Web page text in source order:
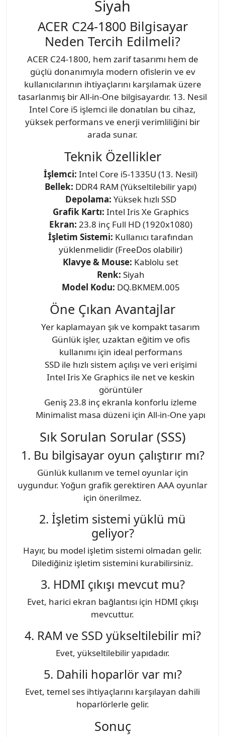
Siyah
ACER C24-1800 Bilgisayar
Neden Tercih Edilmeli?
ACER C24-1800, hem zarif tasarımı hem de
güçlü donanımıyla modern ofislerin ve ev
kullanıcılarının ihtiyaçlarını karşılamak üzere
tasarlanmış bir All-in-One bilgisayardır. 13. Nesil
Intel Core i5 işlemci ile donatılan bu cihaz,
yüksek performans ve enerji verimliliğini bir
arada sunar.
Teknik Özellikler
İşlemci: Intel Core i5-1335U (13. Nesil)
Bellek: DDR4 RAM (Yükseltilebilir yapı)
Depolama: Yüksek hızlı SSD
Grafik Kartı: Intel Iris Xe Graphics
Ekran: 23.8 inç Full HD (1920x1080)
İşletim Sistemi: Kullanıcı tarafından
yüklenmelidir (FreeDos olabilir)
Klavye & Mouse: Kablolu set
Renk: Siyah
Model Kodu: DQ.BKMEM.005
Öne Çıkan Avantajlar
Yer kaplamayan şık ve kompakt tasarım
Günlük işler, uzaktan eğitim ve ofis
kullanımı için ideal performans
SSD ile hızlı sistem açılışı ve veri erişimi
Intel Iris Xe Graphics ile net ve keskin
görüntüler
Geniş 23.8 inç ekranla konforlu izleme
Minimalist masa düzeni için All-in-One yapı
Sık Sorulan Sorular (SSS)
1. Bu bilgisayar oyun çalıştırır mı?
Günlük kullanım ve temel oyunlar için
uygundur. Yoğun grafik gerektiren AAA oyunlar
için önerilmez.
2. İşletim sistemi yüklü mü
geliyor?
Hayır, bu model işletim sistemi olmadan gelir.
Dilediğiniz işletim sistemini kurabilirsiniz.
3. HDMI çıkışı mevcut mu?
Evet, harici ekran bağlantısı için HDMI çıkışı
mevcuttur.
4. RAM ve SSD yükseltilebilir mi?
Evet, yükseltilebilir yapıdadır.
5. Dahili hoparlör var mı?
Evet, temel ses ihtiyaçlarını karşılayan dahili
hoparlörlerle gelir.
Sonuç